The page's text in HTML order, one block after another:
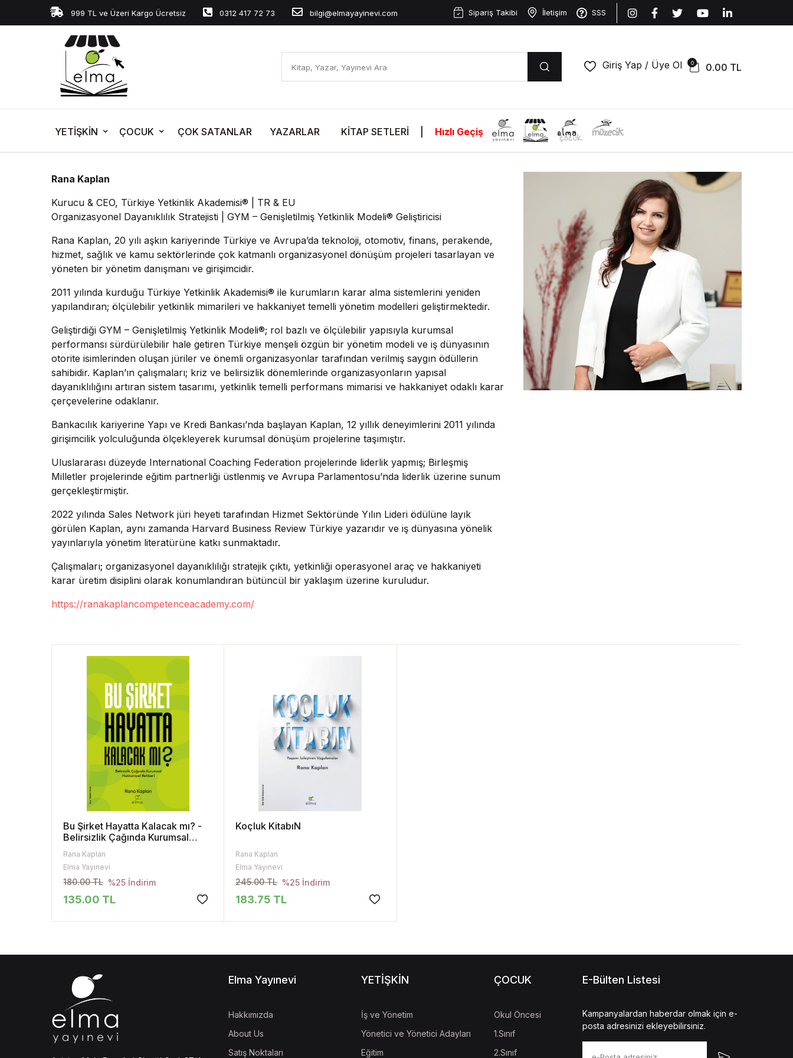
999 TL ve Üzeri Kargo Ücretsiz 0312 417 72 73 bilgi@elmayayinevi.com Sipariş Takibi İletişim SSS
Giriş Yap / Üye Ol 0 0.00 TL
YETİŞKİN ÇOCUK ÇOK SATANLAR YAZARLAR KITAP SETLERI Hızlı Geçiş
Rana Kaplan
Kurucu & CEO, Türkiye Yetkinlik Akademisi® | TR & EU
Organizasyonel Dayanıklılık Stratejisti | GYM – Genişletilmiş Yetkinlik Modeli® Geliştiricisi
Rana Kaplan, 20 yılı aşkın kariyerinde Türkiye ve Avrupa’da teknoloji, otomotiv, finans, perakende,
hizmet, sağlık ve kamu sektörlerinde çok katmanlı organizasyonel dönüşüm projeleri tasarlayan ve
yöneten bir yönetim danışmanı ve girişimcidir.
2011 yılında kurduğu Türkiye Yetkinlik Akademisi® ile kurumların karar alma sistemlerini yeniden
yapılandıran; ölçülebilir yetkinlik mimarileri ve hakkaniyet temelli yönetim modelleri geliştirmektedir.
Geliştirdiği GYM – Genişletilmiş Yetkinlik Modeli®; rol bazlı ve ölçülebilir yapısıyla kurumsal
performansı sürdürülebilir hale getiren Türkiye menşeli özgün bir yönetim modeli ve iş dünyasının
otorite isimlerinden oluşan jüriler ve önemli organizasyonlar tarafından verilmiş saygın ödüllerin
sahibidir. Kaplan’ın çalışmaları; kriz ve belirsizlik dönemlerinde organizasyonların yapısal
dayanıklılığını artıran sistem tasarımı, yetkinlik temelli performans mimarisi ve hakkaniyet odaklı karar
çerçevelerine odaklanır.
Bankacılık kariyerine Yapı ve Kredi Bankası’nda başlayan Kaplan, 12 yıllık deneyimlerini 2011 yılında
girişimcilik yolculuğunda ölçekleyerek kurumsal dönüşüm projelerine taşımıştır.
Uluslararası düzeyde International Coaching Federation projelerinde liderlik yapmış; Birleşmiş
Milletler projelerinde eğitim partnerliği üstlenmiş ve Avrupa Parlamentosu’nda liderlik üzerine sunum
gerçekleştirmiştir.
2022 yılında Sales Network jüri heyeti tarafından Hizmet Sektöründe Yılın Lideri ödülüne layık
görülen Kaplan, aynı zamanda Harvard Business Review Türkiye yazarıdır ve iş dünyasına yönelik
yayınlarıyla yönetim literatürüne katkı sunmaktadır.
Çalışmaları; organizasyonel dayanıklılığı stratejik çıktı, yetkinliği operasyonel araç ve hakkaniyeti
karar üretim disiplini olarak konumlandıran bütüncül bir yaklaşım üzerine kuruludur.
https://ranakaplancompetenceacademy.com/
Bu Şirket Hayatta Kalacak mı? -
Belirsizlik Çağında Kurumsal
Rana Kaplan
Elma Yayınevi
180.00 TL %25 İndirim
135.00 TL
Koçluk KitabıN
Rana Kaplan
Elma Yayınevi
245.00 TL %25 İndirim
183.75 TL
Elma Yayınevi
Hakkımızda
About Us
Satış Noktaları
YETİŞKİN
İş ve Yönetim
Yönetici ve Yönetici Adayları
Eğitim
ÇOCUK
Okul Öncesi
1.Sınıf
2.Sınıf
E-Bülten Listesi
Kampanyalardan haberdar olmak için e-
posta adresinizi ekleyebilirsiniz.